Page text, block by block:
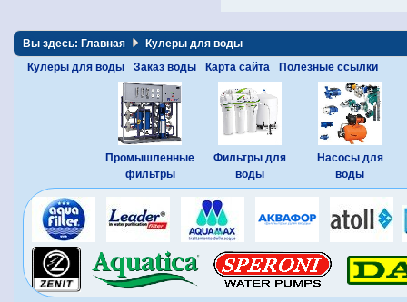
Вы здесь: Главная
Кулеры для воды
Кулеры для воды
Заказ воды Карта сайта Полезные ссылки
Промышленные
фильтры
Фильтры для
воды
Насосы для
воды